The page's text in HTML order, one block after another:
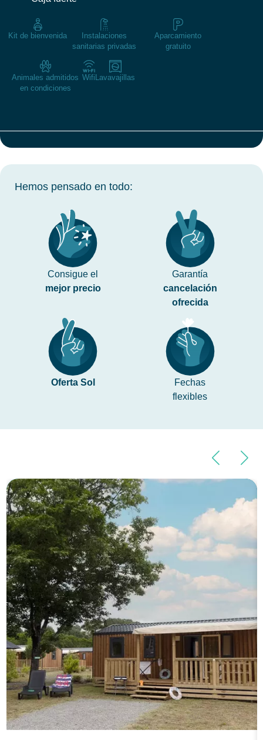
Kit de bienvenida
Instalaciones
sanitarias privadas
Aparcamiento
gratuito
Animales admitidos
en condiciones
Wifi Lavavajillas
Hemos pensado en todo:
Consigue el
mejor precio
Garantía
cancelación
ofrecida
Oferta Sol
Fechas
flexibles